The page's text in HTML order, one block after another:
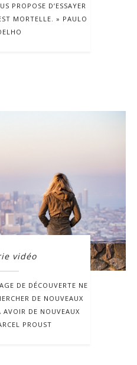
PROPOSE D’ESSAYER
MORTELLE. » PAULO
vidéo
DE DÉCOUVERTE NE
DE NOUVEAUX
AVOIR DE NOUVEAUX
PROUST